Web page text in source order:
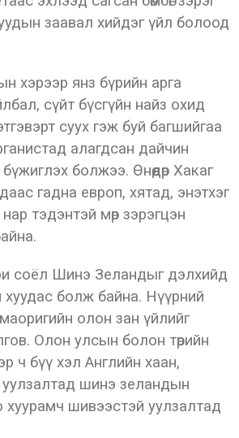
заавал хийдэг үйл болоод
хэрээр янз бүрийн арга
сүйт бүсгүйн найз охид
суух гэж буй багшийгаа
алагдсан дайчин
болжээ. Өнөөдөр Хакаг
гадна европ, хятад, энэтхэг
тэдэнтэй мөр зэрэгцэн
соёл Шинэ Зеландыг дэлхийд
хуудас болж байна. Нүүрний
олон зан үйлийг
Олон улсын болон төрийн
ч бүү хэл Английн хаан,
уулзалтад шинэ зеландын
хуурамч шивээстэй уулзалтад